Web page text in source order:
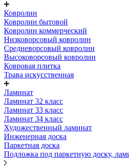
Ковролин
Ковролин бытовой
Ковролин коммерческий
Низковорсовый ковролин
Средневорсовый ковролин
Высоковорсовый ковролин
Ковровая плитка
Трава искусственная
Ламинат
Ламинат 32 класс
Ламинат 33 класс
Ламинат 34 класс
Художественный ламинат
Инженерная доска
Паркетная доска
Подложка под паркетную доску,